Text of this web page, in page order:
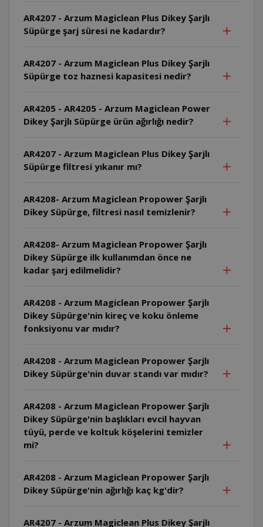
AR4207 - Arzum Magiclean Plus Dikey Şarjlı
Süpürge şarj süresi ne kadardır?
AR4207 - Arzum Magiclean Plus Dikey Şarjlı
Süpürge toz haznesi kapasitesi nedir?
AR4205 - AR4205 - Arzum Magiclean Power
Dikey Şarjlı Süpürge ürün ağırlığı nedir?
AR4207 - Arzum Magiclean Plus Dikey Şarjlı
Süpürge filtresi yıkanır mı?
AR4208- Arzum Magiclean Propower Şarjlı
Dikey Süpürge, filtresi nasıl temizlenir?
AR4208- Arzum Magiclean Propower Şarjlı
Dikey Süpürge ilk kullanımdan önce ne
kadar şarj edilmelidir?
AR4208 - Arzum Magiclean Propower Şarjlı
Dikey Süpürge'nin kireç ve koku önleme
fonksiyonu var mıdır?
AR4208 - Arzum Magiclean Propower Şarjlı
Dikey Süpürge'nin duvar standı var mıdır?
AR4208 - Arzum Magiclean Propower Şarjlı
Dikey Süpürge'nin başlıkları evcil hayvan
tüyü, perde ve koltuk köşelerini temizler
mi?
AR4208 - Arzum Magiclean Propower Şarjlı
Dikey Süpürge'nin ağırlığı kaç kg'dir?
AR4207 - Arzum Magiclean Plus Dikey Şarjlı